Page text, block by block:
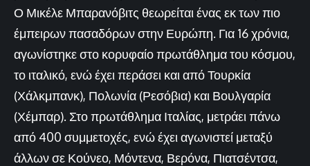
Ο Μικέλε Μπαρανόβιτς θεωρείται ένας εκ των πιο
έμπειρων πασαδόρων στην Ευρώπη. Για 16 χρόνια,
αγωνίστηκε στο κορυφαίο πρωτάθλημα του κόσμου,
το ιταλικό, ενώ έχει περάσει και από Τουρκία
(Χάλκμπανκ), Πολωνία (Ρεσόβια) και Βουλγαρία
(Χέμπαρ). Στο πρωτάθλημα Ιταλίας, μετράει πάνω
από 400 συμμετοχές, ενώ έχει αγωνιστεί μεταξύ
άλλων σε Κούνεο, Μόντενα, Βερόνα, Πιατσέντσα,